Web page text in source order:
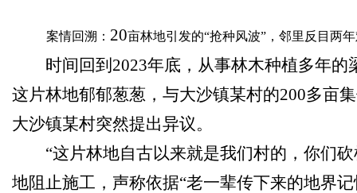
案情回溯： 20亩林地引发的“抢种风波” ，邻里反目两
时间回到2023年底，从事林木种植多年
这片林地郁郁葱葱，与大沙镇某村的200多亩
大沙镇某村突然提出异议。
“这片林地自古以来就是我们村的，你们
地阻止施工，声称依据“老一辈传下来的地界